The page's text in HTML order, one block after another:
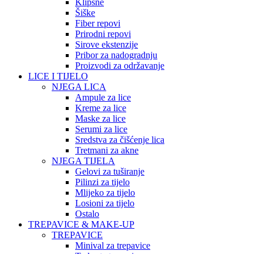
Klipsne
Šiške
Fiber repovi
Prirodni repovi
Sirove ekstenzije
Pribor za nadogradnju
Proizvodi za održavanje
LICE I TIJELO
NJEGA LICA
Ampule za lice
Kreme za lice
Maske za lice
Serumi za lice
Sredstva za čišćenje lica
Tretmani za akne
NJEGA TIJELA
Gelovi za tuširanje
Pilinzi za tijelo
Mlijeko za tijelo
Losioni za tijelo
Ostalo
TREPAVICE & MAKE-UP
TREPAVICE
Minival za trepavice